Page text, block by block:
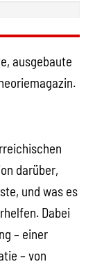
ausgebaute
darüber,
und was es
Dabei
– einer
– von